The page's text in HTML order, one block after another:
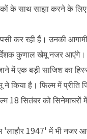
के साथ साझा करने के लिए
कर रही हैं। उनकी
कुणाल खेमू नजर आएंगे।
में एक बड़ी साजिश का
है। फिल्म में प्रीति
18 सितंबर को सिनेमाघरों
'लाहौर 1947' में भी